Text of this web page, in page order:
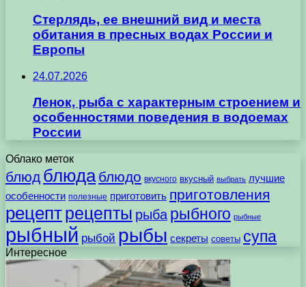
Стерлядь, ее внешний вид и места
обитания в пресных водах России и
Европы
24.07.2026
Ленок, рыба с характерным строением и
особенностями поведения в водоемах
России
Облако меток
блюд блюда блюдо вкусного вкусный выбрать лучшие
особенности полезные приготовить приготовления
рецептрецепты рыба рыбного рыбные
рыбный рыбой рыбы секреты советы супа
Интересное